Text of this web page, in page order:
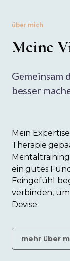
über mich
Meine
Gemeinsam
besser
Mein
Therapie
ein gutes
Feingefühl
verbinden,
Devise.
mehr über